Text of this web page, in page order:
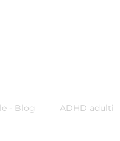
- Blog ADHD adulți